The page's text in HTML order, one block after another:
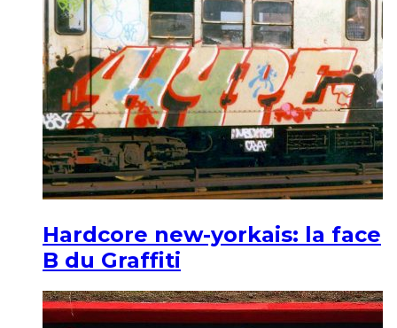
Hardcore new-yorkais: la face
B du Graffiti